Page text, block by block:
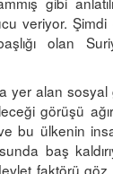
veriyor.
olan
alan sosyal
görüşü
bu ülkenin
baş
faktörü göz